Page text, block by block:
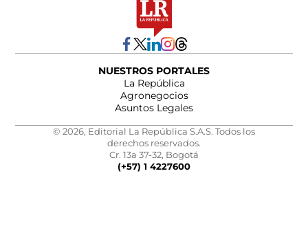
NUESTROS PORTALES
La República
Agronegocios
Asuntos Legales
© 2026, Editorial La República S.A.S. Todos los
derechos reservados.
Cr. 13a 37-32, Bogotá
(+57) 1 4227600